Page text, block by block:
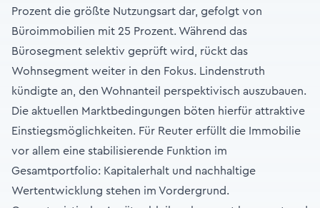
Prozent die größte Nutzungsart dar, gefolgt von
Büroimmobilien mit 25 Prozent. Während das
Bürosegment selektiv geprüft wird, rückt das
Wohnsegment weiter in den Fokus. Lindenstruth
kündigte an, den Wohnanteil perspektivisch auszubauen.
Die aktuellen Marktbedingungen böten hierfür attraktive
Einstiegsmöglichkeiten. Für Reuter erfüllt die Immobilie
vor allem eine stabilisierende Funktion im
Gesamtportfolio: Kapitalerhalt und nachhaltige
Wertentwicklung stehen im Vordergrund.